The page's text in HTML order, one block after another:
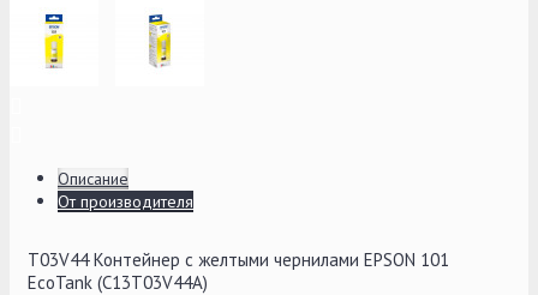
Описание
От производителя
T03V44 Контейнер с желтыми чернилами EPSON 101
EcoTank (C13T03V44A)